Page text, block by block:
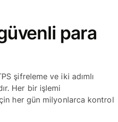
para
şifreleme ve iki adımlı
Her bir işlemi
her gün milyonlarca kontrol